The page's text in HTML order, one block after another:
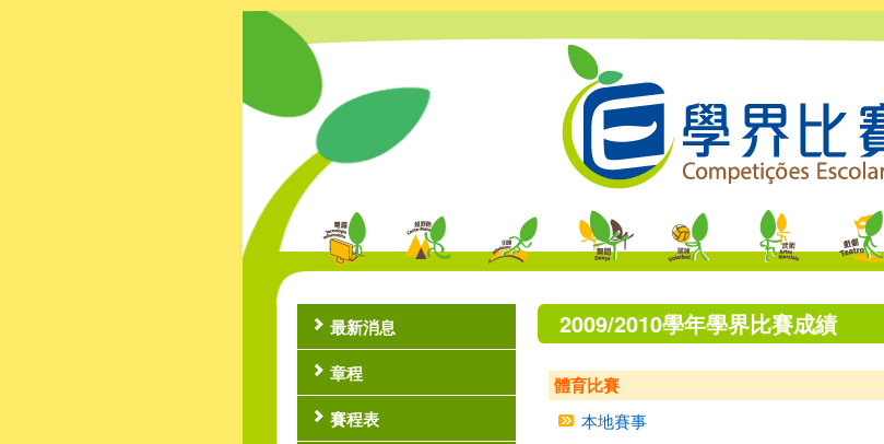
最新消息
章程
賽程表
2009/2010學年學界比賽成績
體育比賽
本地賽事